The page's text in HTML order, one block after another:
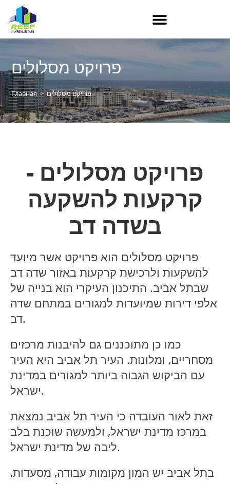
פרויקט מסלולים
Главная > פרויקט מסלולים
פרויקט מסלולים -
קרקעות להשקעה
בשדה דב
פרויקט מסלולים הוא פרויקט אשר מיועד
להשקעות ולרכישת קרקעות באזור שדה דב
שבתל אביב. התיכנון העיקרי הוא בנייה של
אלפי דירות שמיועדות למגורים במתחם שדה
דב.
כמו כן מתוכננים גם להיבנות מרכזים
מסחריים, ומלונות. העיר תל אביב היא העיר
עם הביקוש הגבוה ביותר למגורים במדינת
ישראל.
זאת לאור העובדה כי העיר תל אביב נמצאת
במרכז מדינת ישראל, ולמעשה שוכנת בלב
ליבה של מדינת ישראל.
בתל אביב יש המון מקומות עבודה, מסעדות,